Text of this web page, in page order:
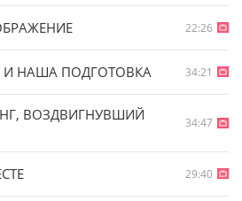
22:26
НАША ПОДГОТОВКА 34:21
ВОЗДВИГНУВШИЙ
34:47
29:40